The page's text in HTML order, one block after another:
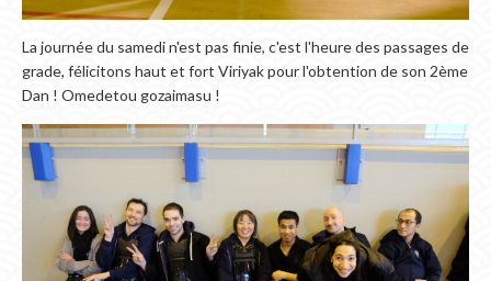
La journée du samedi n'est pas finie, c'est l'heure des passages de
grade, félicitons haut et fort Viriyak pour l'obtention de son 2ème
Dan ! Omedetou gozaimasu !